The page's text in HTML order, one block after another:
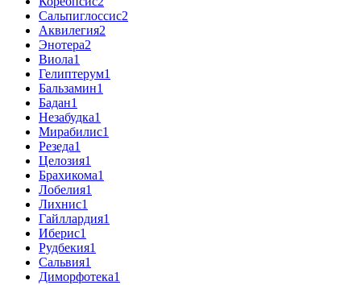
Сальпиглоссис2
Аквилегия2
Энотера2
Виола1
Гелиптерум1
Бальзамин1
Бадан1
Незабудка1
Мирабилис1
Резеда1
Целозия1
Брахикома1
Лобелия1
Лихнис1
Гайллардия1
Иберис1
Рудбекия1
Сальвия1
Диморфотека1